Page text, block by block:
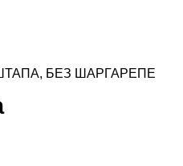
БЕЗ ШАРГАРЕПЕ